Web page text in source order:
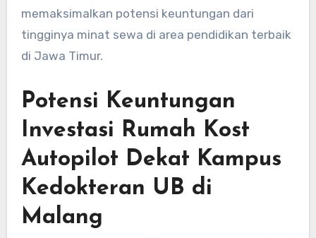
memaksimalkan potensi keuntungan dari
tingginya minat sewa di area pendidikan terbaik
di Jawa Timur.
Potensi Keuntungan
Investasi Rumah Kost
Autopilot Dekat Kampus
Kedokteran UB di
Malang